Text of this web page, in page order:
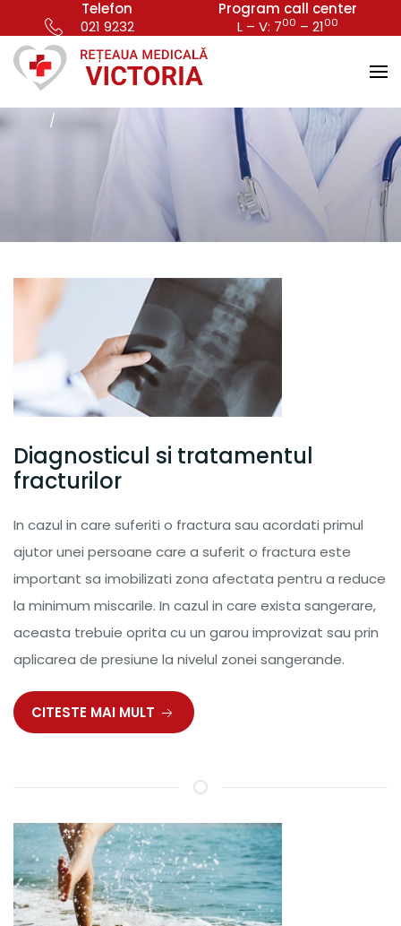
Telefon
021 9232
Program call center
L – V: 700 – 2100
Diagnosticul si tratamentul
fracturilor
In cazul in care suferiti o fractura sau acordati primul
ajutor unei persoane care a suferit o fractura este
important sa imobilizati zona afectata pentru a reduce
la minimum miscarile. In cazul in care exista sangerare,
aceasta trebuie oprita cu un garou improvizat sau prin
aplicarea de presiune la nivelul zonei sangerande.
CITESTE MAI MULT